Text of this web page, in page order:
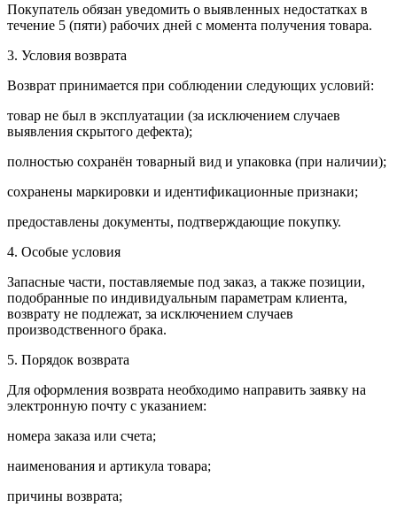
Покупатель обязан уведомить о выявленных недостатках в
течение 5 (пяти) рабочих дней с момента получения товара.
3. Условия возврата
Возврат принимается при соблюдении следующих условий:
товар не был в эксплуатации (за исключением случаев
выявления скрытого дефекта);
полностью сохранён товарный вид и упаковка (при наличии);
сохранены маркировки и идентификационные признаки;
предоставлены документы, подтверждающие покупку.
4. Особые условия
Запасные части, поставляемые под заказ, а также позиции,
подобранные по индивидуальным параметрам клиента,
возврату не подлежат, за исключением случаев
производственного брака.
5. Порядок возврата
Для оформления возврата необходимо направить заявку на
электронную почту с указанием:
номера заказа или счета;
наименования и артикула товара;
причины возврата;